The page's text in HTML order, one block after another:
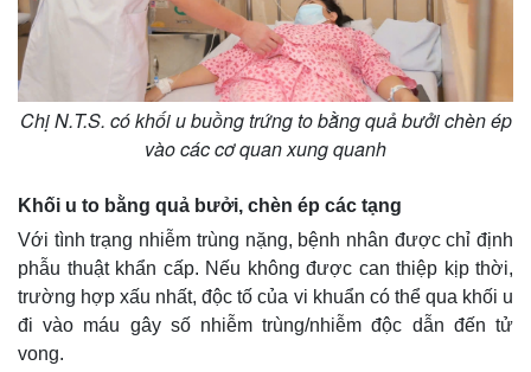
Infographic
Chị N.T.S. có khối u buồng trứng to bằng quả bưởi chèn ép
vào các cơ quan xung quanh
Khối u to bằng quả bưởi, chèn ép các tạng
Với tình trạng nhiễm trùng nặng, bệnh nhân được chỉ định
phẫu thuật khẩn cấp. Nếu không được can thiệp kịp thời,
trường hợp xấu nhất, độc tố của vi khuẩn có thể qua khối u
đi vào máu gây số nhiễm trùng/nhiễm độc dẫn đến tử
vong.